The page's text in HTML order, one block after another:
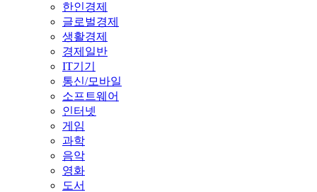
한인경제
글로벌경제
생활경제
경제일반
IT기기
통신/모바일
소프트웨어
인터넷
게임
과학
음악
영화
도서